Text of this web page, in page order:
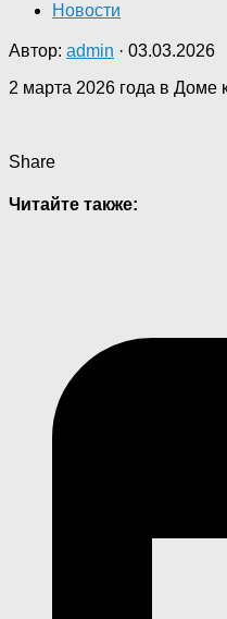
Новости
Автор: admin · 03.03.2026
2 марта 2026 года в Доме
Share
Читайте также: